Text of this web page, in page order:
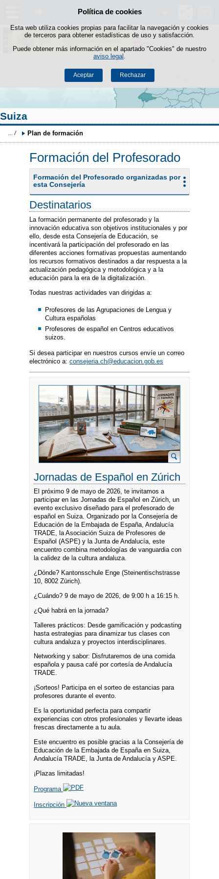
Política de cookies
Esta web utiliza cookies propias para facilitar la navegación y cookies
de terceros para obtener estadísticas de uso y satisfacción.
Puede obtener más información en el apartado "Cookies" de nuestro
aviso legal
Aceptar Rechazar
Saltar al contenido
Suiza
Plan de formación
Formación del Profesorado
Formación del Profesorado organizadas por
esta Consejería
Destinatarios
La formación permanente del profesorado y la
innovación educativa son objetivos institucionales y por
ello, desde esta Consejería de Educación, se
incentivará la participación del profesorado en las
diferentes acciones formativas propuestas aumentando
los recursos formativos destinados a dar respuesta a la
actualización pedagógica y metodológica y a la
educación para la era de la digitalización.
Todas nuestras actividades van dirigidas a:
Profesores de las Agrupaciones de Lengua y
Cultura españolas
Profesores de español en Centros educativos
suizos.
Si desea participar en nuestros cursos envíe un correo
electrónico a: consejeria.ch@educacion.gob.es
Jornadas de Español en Zúrich
El próximo 9 de mayo de 2026, te invitamos a
participar en las Jornadas de Español en Zúrich, un
evento exclusivo diseñado para el profesorado de
español en Suiza. Organizado por la Consejería de
Educación de la Embajada de España, Andalucía
TRADE, la Asociación Suiza de Profesores de
Español (ASPE) y la Junta de Andalucía, este
encuentro combina metodologías de vanguardia con
la calidez de la cultura andaluza.
¿Dónde? Kantonsschule Enge (Steinentischstrasse
10, 8002 Zürich).
¿Cuándo? 9 de mayo de 2026, de 9:00 h a 16:15 h.
¿Qué habrá en la jornada?
Talleres prácticos: Desde gamificación y podcasting
hasta estrategias para dinamizar tus clases con
cultura andaluza y proyectos interdisciplinares.
Networking y sabor: Disfrutaremos de una comida
española y pausa café por cortesía de Andalucía
TRADE.
¡Sorteos! Participa en el sorteo de estancias para
profesores durante el evento.
Es la oportunidad perfecta para compartir
experiencias con otros profesionales y llevarte ideas
frescas directamente a tu aula.
Este encuentro es posible gracias a la Consejería de
Educación de la Embajada de España en Suiza,
Andalucía TRADE, la Junta de Andalucía y ASPE.
¡Plazas limitadas!
Programa
Inscripción